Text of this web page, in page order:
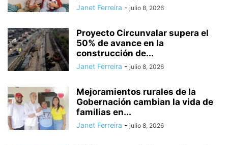
Janet Ferreira - julio 8, 2026
Proyecto Circunvalar supera el
50% de avance en la
construcción de...
Janet Ferreira - julio 8, 2026
Mejoramientos rurales de la
Gobernación cambian la vida de
familias en...
Janet Ferreira - julio 8, 2026